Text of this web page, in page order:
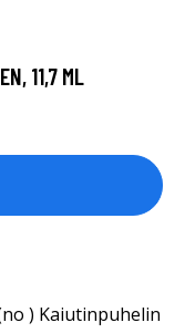
11,7 ML